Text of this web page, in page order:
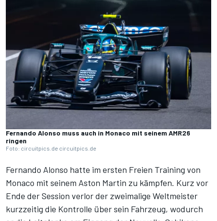
Fernando Alonso muss auch in Monaco mit seinem AMR26
ringen
Foto: circuitpics.de circuitpics.de
Fernando Alonso hatte im ersten Freien Training von
Monaco mit seinem Aston Martin zu kämpfen. Kurz vor
Ende der Session verlor der zweimalige Weltmeister
kurzzeitig die Kontrolle über sein Fahrzeug, wodurch